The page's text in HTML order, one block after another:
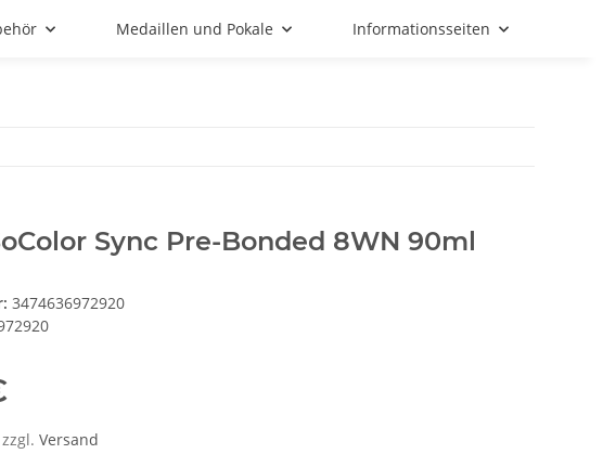
Medaillen und Pokale Informationsseiten
Sync Pre-Bonded 8WN 90ml
3474636972920
Versand